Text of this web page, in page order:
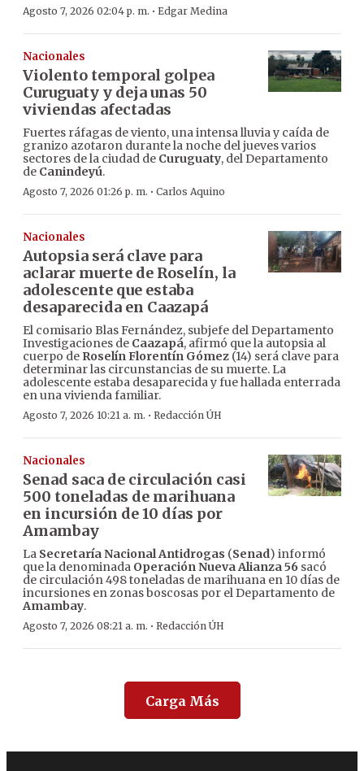
Agosto 7, 2026 02:04 p. m. · Edgar Medina
Nacionales
Violento temporal golpea
Curuguaty y deja unas 50
viviendas afectadas
Fuertes ráfagas de viento, una intensa lluvia y caída de
granizo azotaron durante la noche del jueves varios
sectores de la ciudad de Curuguaty, del Departamento
de Canindeyú.
Agosto 7, 2026 01:26 p. m. · Carlos Aquino
Nacionales
Autopsia será clave para
aclarar muerte de Roselín, la
adolescente que estaba
desaparecida en Caazapá
El comisario Blas Fernández, subjefe del Departamento
Investigaciones de Caazapá, afirmó que la autopsia al
cuerpo de Roselín Florentín Gómez (14) será clave para
determinar las circunstancias de su muerte. La
adolescente estaba desaparecida y fue hallada enterrada
en una vivienda familiar.
Agosto 7, 2026 10:21 a. m. · Redacción ÚH
Nacionales
Senad saca de circulación casi
500 toneladas de marihuana
en incursión de 10 días por
Amambay
La Secretaría Nacional Antidrogas (Senad) informó
que la denominada Operación Nueva Alianza 56 sacó
de circulación 498 toneladas de marihuana en 10 días de
incursiones en zonas boscosas por el Departamento de
Amambay.
Agosto 7, 2026 08:21 a. m. · Redacción ÚH
Carga Más